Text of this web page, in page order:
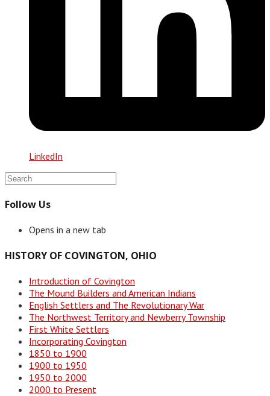
LinkedIn
Follow Us
Opens in a new tab
HISTORY OF COVINGTON, OHIO
Introduction of Covington
The Mound Builders and American Indians
English Settlers and The Revolutionary War
The Northwest Territory and Newberry Township
First White Settlers
Incorporating Covington
1850 to 1900
1900 to 1950
1950 to 2000
2000 to Present